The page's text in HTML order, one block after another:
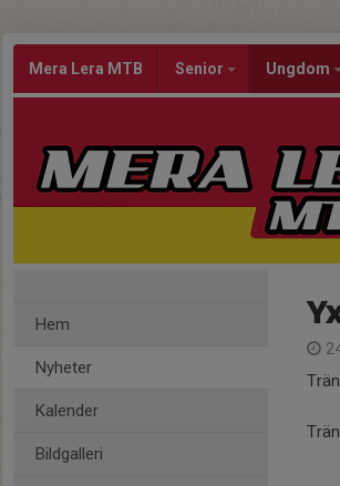
Mera Lera MTB Senior Ungdom
Hem
Nyheter
Kalender
Bildgalleri